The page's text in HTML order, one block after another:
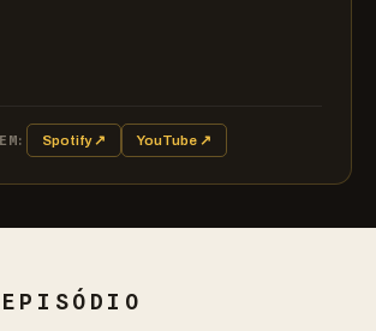
Spotify ↗ YouTube ↗